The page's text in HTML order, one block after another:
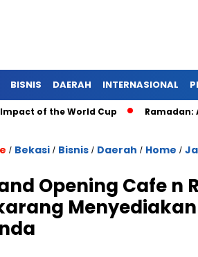
BISNIS DAERAH INTERNASIONAL
of the World Cup Ramadan: A
/ Bekasi / Bisnis / Daerah / Home /
Opening Cafe n